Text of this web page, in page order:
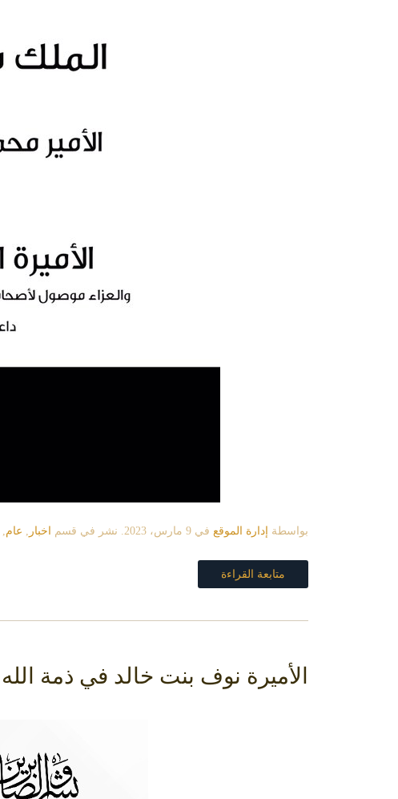
بواسطة إدارة الموقع في 9 مارس، 2023 . نشر في قسم اخبار , عام,
متابعة القراءة
الأميرة نوف بنت خالد في ذمة الله